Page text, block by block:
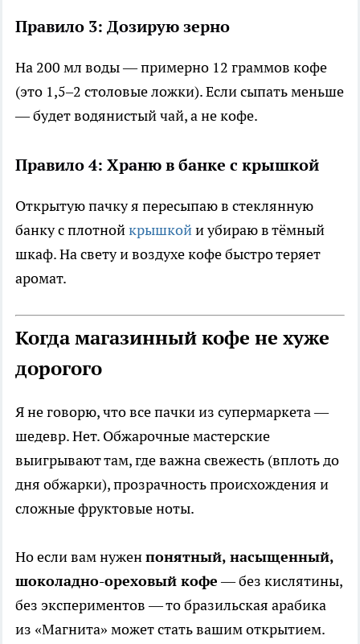
Правило 3: Дозирую зерно
На 200 мл воды — примерно 12 граммов кофе
(это 1,5–2 столовые ложки). Если сыпать меньше
— будет водянистый чай, а не кофе.
Правило 4: Храню в банке с крышкой
Открытую пачку я пересыпаю в стеклянную
банку с плотнойкрышкойи убираю в тёмный
шкаф. На свету и воздухе кофе быстро теряет
аромат.
Когда магазинный кофе не хуже
дорогого
Я не говорю, что все пачки из супермаркета —
шедевр. Нет. Обжарочные мастерские
выигрывают там, где важна свежесть (вплоть до
дня обжарки), прозрачность происхождения и
сложные фруктовые ноты.
Но если вам нуженпонятный, насыщенный,
шоколадно-ореховый кофе— без кислятины,
без экспериментов — то бразильская арабика
из «Магнита» может стать вашим открытием.